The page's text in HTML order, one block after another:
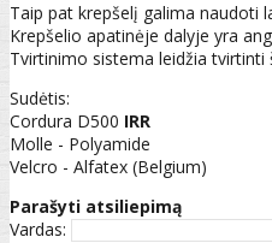
Taip pat krepšelį galima naudoti
Krepšelio apatinėje dalyje yra
Tvirtinimo sistema leidžia tvirtinti
Sudėtis:
Cordura D500 IRR
Molle - Polyamide
Velcro - Alfatex (Belgium)
Parašyti atsiliepimą
Vardas: